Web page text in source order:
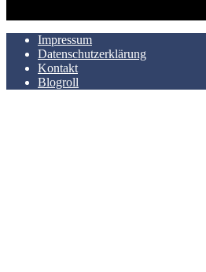
Impressum
Datenschutzerklärung
Kontakt
Blogroll